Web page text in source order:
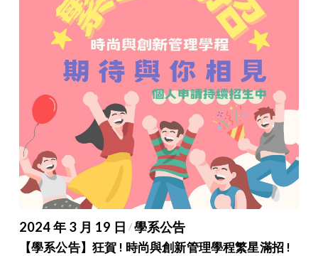
2024 年 3 月 19 日 /學系公告
【學系公告】狂賀 ! 時尚與創新管理學程繁星滿招 !